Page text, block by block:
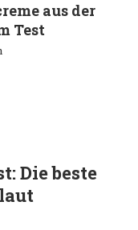
aus der
Test
Die beste